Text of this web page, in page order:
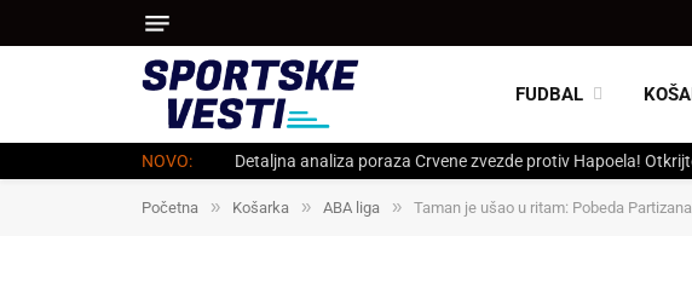
FUDBAL
NOVO: Detaljna analiza poraza Crvene zvezde protiv Hapoela!
Početna » Košarka » ABA liga » Taman je ušao u ritam: Pobeda